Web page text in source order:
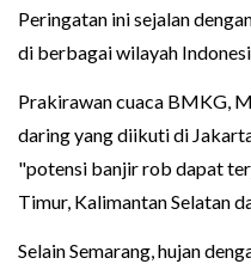
Peringatan ini sejalan
di berbagai wilayah
Prakirawan cuaca BMKG,
daring yang diikuti di
"potensi banjir rob dapat
Timur, Kalimantan Selatan
Selain Semarang, hujan